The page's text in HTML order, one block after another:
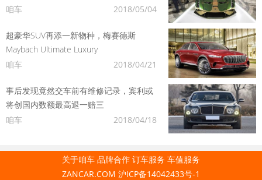
咱车
2018/05/04
超豪华SUV再添一新物种，梅赛德斯
Maybach Ultimate Luxury
咱车
2018/04/21
事后发现竟然交车前有维修记录，宾利或
将创国内数额最高退一赔三
咱车
2018/04/18
关于咱车 品牌合作 订车服务 车值服务
ZANCAR.COM 沪ICP备14042433号-1